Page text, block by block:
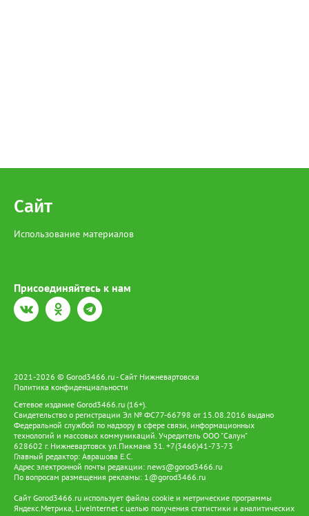
Сайт
Использование материалов
Присоединяйтесь к нам
2021-2026 © Gorod3466.ru - Сайт Нижневартовска
Политика конфиденциальности
Сетевое издание Gorod3466.ru (16+).
Свидетельство о регистрации Эл № ФС77-66798 от 15.08.2016 выдано
Федеральной службой по надзору в сфере связи, информационных
технологий и массовых коммуникаций. Учредитель ООО "Салун"
628602 г. Нижневартовск ул.Пикмана 31. +7(3466)41-73-73
Главный редактор: Аврашова Е.С.
Адрес электронной почты редакции: news@gorod3466.ru
По вопросам размещения рекламы: 1@gorod3466.ru
Сайт Gorod3466.ru использует файлы cookie и метрические программы
Яндекс.Метрика, LiveInternet с целью получения статистики и аналитических